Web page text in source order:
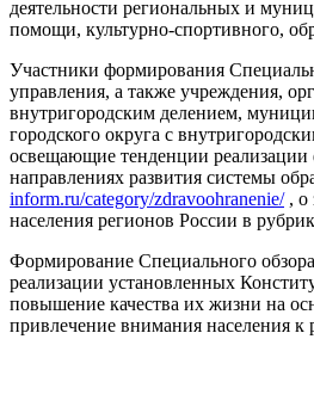
деятельности региональных и
помощи, культурно-спортивного,
Участники формирования
управления, а также учреждения,
внутригородским делением,
городского округа с
освещающие тенденции реализации
направлениях развития системы
inform.ru/category/zdravoohranenie/, о
населения регионов России в
Формирование Специального
реализации установленных
повышение качества их жизни на
привлечение внимания населения